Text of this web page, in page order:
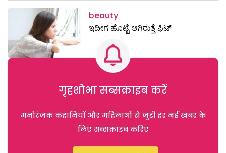
beauty
ಇದೀಗ ಹೊಟ್ಟೆ ಆಗಿರುತ್ತೆ ಫಿಟ್
गृहशोभा सब्सक्राइब करें
मनोरंजक कहानियों और महिलाओं से जुड़ी हर नई खबर के
लिए सब्सक्राइब करिए